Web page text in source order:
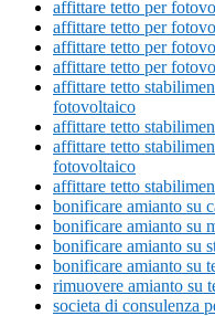
affittare tetto per
affittare tetto per
affittare tetto per
affittare tetto per
affittare tetto
fotovoltaico
affittare tetto
affittare tetto
fotovoltaico
affittare tetto
bonificare amianto su
bonificare amianto su
bonificare amianto su
bonificare amianto su
rimuovere amianto su
societa di consulenza